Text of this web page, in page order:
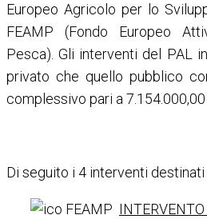
Europeo Agricolo per lo
FEAMP (Fondo Europeo
Pesca). Gli interventi del PAL
privato che quello pubblico
complessivo pari a 7.154.000,00
Di seguito i 4 interventi destinati
INTERVENTO